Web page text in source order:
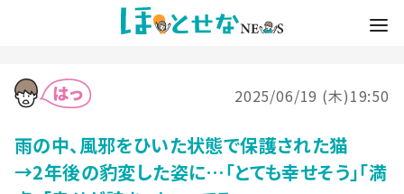
2025/06/19 (木)19:50
雨の中、風邪をひいた状態で保護された猫
→2年後の豹変した姿に…「とても幸せそう」「満